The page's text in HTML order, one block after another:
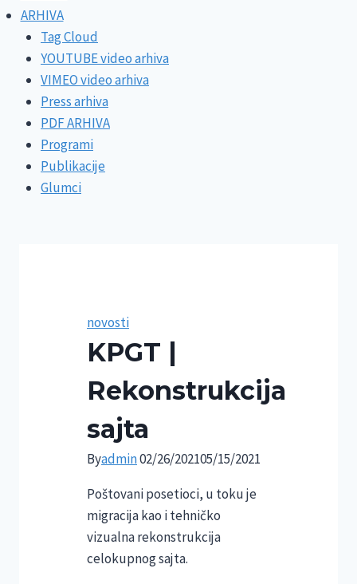
ARHIVA
Tag Cloud
YOUTUBE video arhiva
VIMEO video arhiva
Press arhiva
PDF ARHIVA
Programi
Publikacije
Glumci
novosti
KPGT |
Rekonstrukcija
sajta
Byadmin02/26/202105/15/2021
Poštovani posetioci, u toku je
migracija kao i tehničko
vizualna rekonstrukcija
celokupnog sajta.